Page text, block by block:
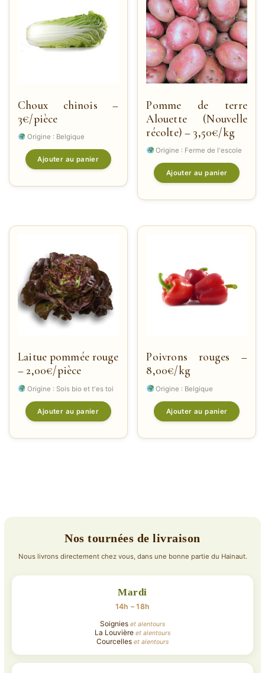
Choux chinois –
3€/pièce
Origine : Belgique
Ajouter au panier
Pomme de terre
Alouette (Nouvelle
récolte) – 3,50€/kg
Origine : Ferme de l'escole
Ajouter au panier
Laitue pommée rouge
– 2,00€/pièce
Origine : Sois bio et t'es toi
Ajouter au panier
Poivrons rouges –
8,00€/kg
Origine : Belgique
Ajouter au panier
Nos tournées de livraison
Nous livrons directement chez vous, dans une bonne partie du Hainaut.
Mardi
14h – 18h
Soignies et alentours
La Louvière et alentours
Courcelles et alentours